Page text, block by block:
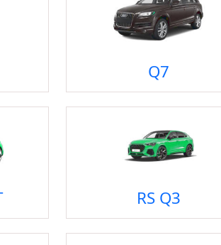
Q7
RS Q3